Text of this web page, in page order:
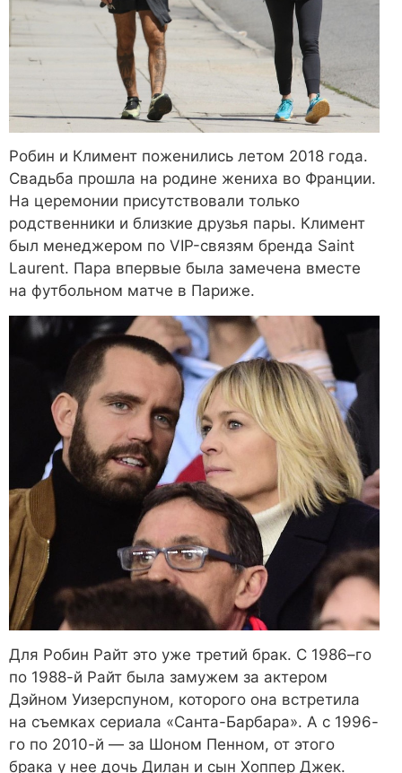
Робин и Климент поженились летом 2018 года.
Свадьба прошла на родине жениха во Франции.
На церемонии присутствовали только
родственники и близкие друзья пары. Климент
был менеджером по VIP-связям бренда Saint
Laurent. Пара впервые была замечена вместе
на футбольном матче в Париже.
Для Робин Райт это уже третий брак. С 1986–го
по 1988-й Райт была замужем за актером
Дэйном Уизерспуном, которого она встретила
на съемках сериала «Санта-Барбара». А с 1996-
го по 2010-й — за Шоном Пенном, от этого
брака у нее дочь Дилан и сын Хоппер Джек.